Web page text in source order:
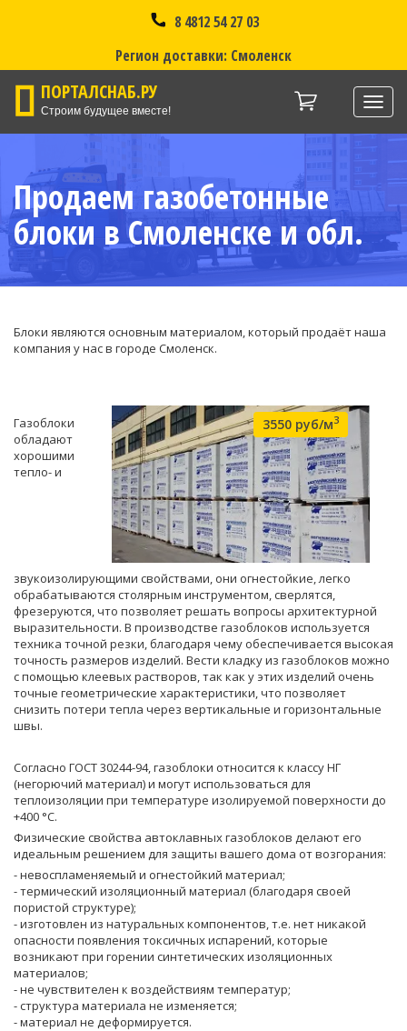
8 4812 54 27 03
Регион доставки: Смоленск
ПОРТАЛСНАБ.РУ
Строим будущее вместе!
Продаем газобетонные
блоки в Смоленске и обл.
Блоки являются основным материалом, который продаёт наша
компания у нас в городе Смоленск.
3550 руб/м3
Газоблоки
обладают
хорошими
тепло- и
звукоизолирующими свойствами, они огнестойкие, легко
обрабатываются столярным инструментом, сверлятся,
фрезеруются, что позволяет решать вопросы архитектурной
выразительности. В производстве газоблоков используется
техника точной резки, благодаря чему обеспечивается высокая
точность размеров изделий. Вести кладку из газоблоков можно
с помощью клеевых растворов, так как у этих изделий очень
точные геометрические характеристики, что позволяет
снизить потери тепла через вертикальные и горизонтальные
швы.
Согласно ГОСТ 30244-94, газоблоки относится к классу НГ
(негорючий материал) и могут использоваться для
теплоизоляции при температуре изолируемой поверхности до
+400 °С.
Физические свойства автоклавных газоблоков делают его
идеальным решением для защиты вашего дома от возгорания:
- невоспламеняемый и огнестойкий материал;
- термический изоляционный материал (благодаря своей
пористой структуре);
- изготовлен из натуральных компонентов, т.е. нет никакой
опасности появления токсичных испарений, которые
возникают при горении синтетических изоляционных
материалов;
- не чувствителен к воздействиям температур;
- структура материала не изменяется;
- материал не деформируется.